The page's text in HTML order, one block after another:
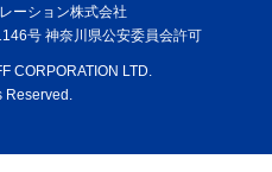
ーション株式会社
号 神奈川県公安委員会許可
CORPORATION LTD.
Reserved.